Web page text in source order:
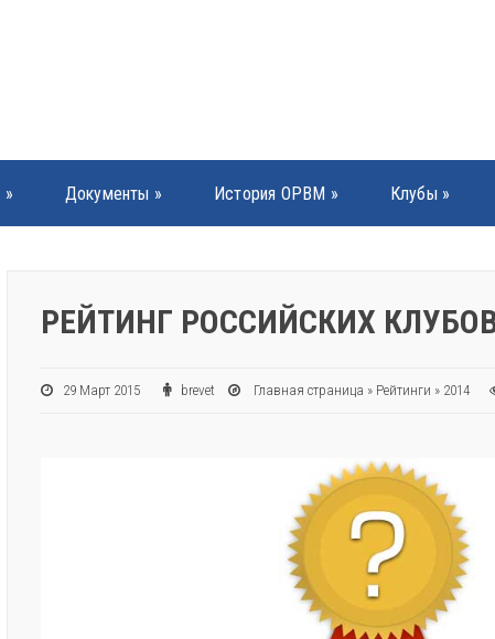
» Документы » История ОРВМ » Клубы »
РЕЙТИНГ РОССИЙСКИХ
29 Март 2015 brevet Главная страница » Рейтинги » 2014